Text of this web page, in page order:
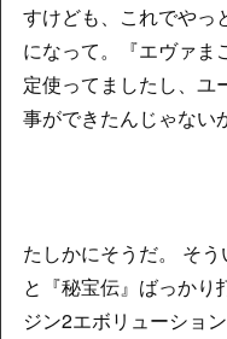
すけども、これでやっ
になって。『エヴァま
定使ってましたし、ユ
事ができたんじゃない
たしかにそうだ。 そう
と『秘宝伝』ばっかり
ジン2エボリューショ